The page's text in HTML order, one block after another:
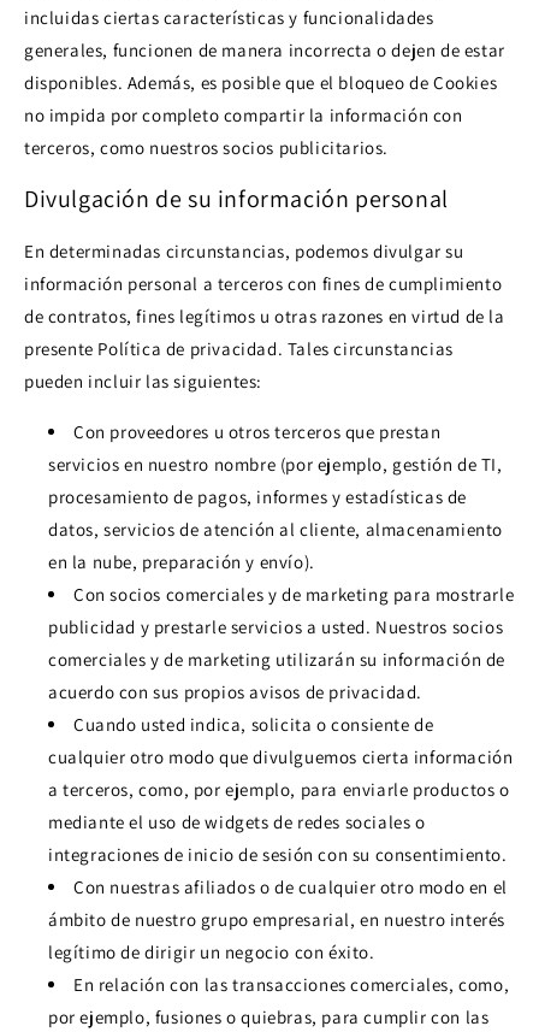
incluidas ciertas características y funcionalidades
generales, funcionen de manera incorrecta o dejen de estar
disponibles. Además, es posible que el bloqueo de Cookies
no impida por completo compartir la información con
terceros, como nuestros socios publicitarios.
Divulgación de su información personal
En determinadas circunstancias, podemos divulgar su
información personal a terceros con fines de cumplimiento
de contratos, fines legítimos u otras razones en virtud de la
presente Política de privacidad. Tales circunstancias
pueden incluir las siguientes:
Con proveedores u otros terceros que prestan
servicios en nuestro nombre (por ejemplo, gestión de TI,
procesamiento de pagos, informes y estadísticas de
datos, servicios de atención al cliente, almacenamiento
en la nube, preparación y envío).
Con socios comerciales y de marketing para mostrarle
publicidad y prestarle servicios a usted. Nuestros socios
comerciales y de marketing utilizarán su información de
acuerdo con sus propios avisos de privacidad.
Cuando usted indica, solicita o consiente de
cualquier otro modo que divulguemos cierta información
a terceros, como, por ejemplo, para enviarle productos o
mediante el uso de widgets de redes sociales o
integraciones de inicio de sesión con su consentimiento.
Con nuestras afiliados o de cualquier otro modo en el
ámbito de nuestro grupo empresarial, en nuestro interés
legítimo de dirigir un negocio con éxito.
En relación con las transacciones comerciales, como,
por ejemplo, fusiones o quiebras, para cumplir con las